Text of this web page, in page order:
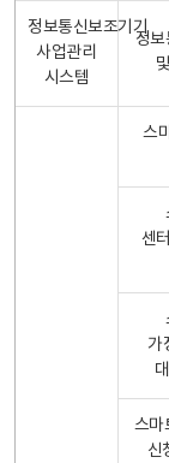
정보통신보조기기
사업관리
시스템
정
스
센
가
스마
신